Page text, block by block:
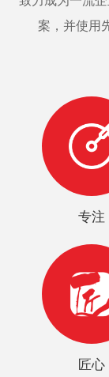
案，并使用
专注
匠心